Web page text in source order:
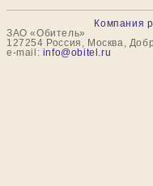
Компания
ЗАО «Обитель»
127254 Россия, Москва,
e-mail: info@obitel.ru